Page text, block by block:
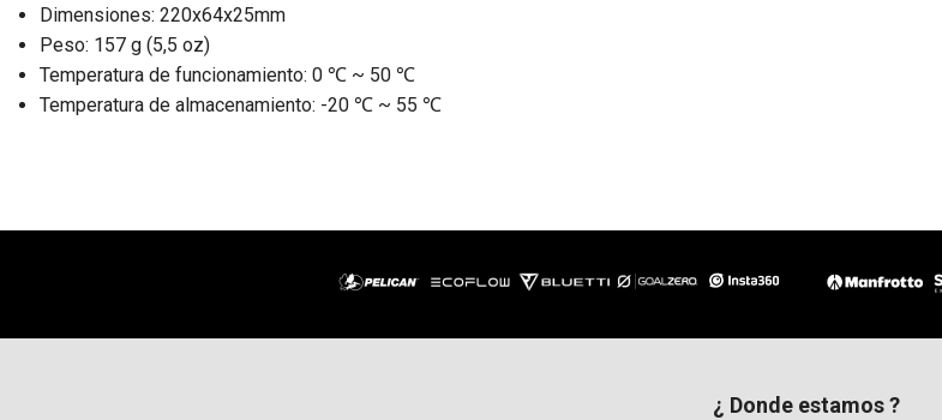
Dimensiones: 220x64x25mm
Peso: 157 g (5,5 oz)
Temperatura de funcionamiento: 0 ℃ ~ 50 ℃
Temperatura de almacenamiento: -20 ℃ ~ 55 ℃
¿ Donde estamos ?